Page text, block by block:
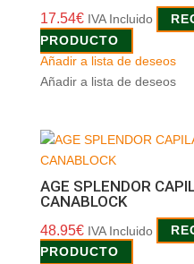
17.54€ IVA Incluido
PRODUCTO
Añadir a lista de deseos
Añadir a lista de deseos
AGE SPLENDOR
CANABLOCK
48.95€ IVA Incluido
PRODUCTO